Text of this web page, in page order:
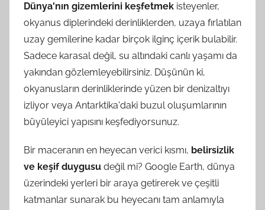
Dünya'nın gizemlerini keşfetmek isteyenler,
okyanus diplerindeki derinliklerden, uzaya fırlatılan
uzay gemilerine kadar birçok ilginç içerik bulabilir.
Sadece karasal değil, su altındaki canlı yaşamı da
yakından gözlemleyebilirsiniz. Düşünün ki,
okyanusların derinliklerinde yüzen bir denizaltıyı
izliyor veya Antarktika'daki buzul oluşumlarının
büyüleyici yapısını keşfediyorsunuz.
Bir maceranın en heyecan verici kısmı, belirsizlik
ve keşif duygusu değil mi? Google Earth, dünya
üzerindeki yerleri bir araya getirerek ve çeşitli
katmanlar sunarak bu heyecanı tam anlamıyla